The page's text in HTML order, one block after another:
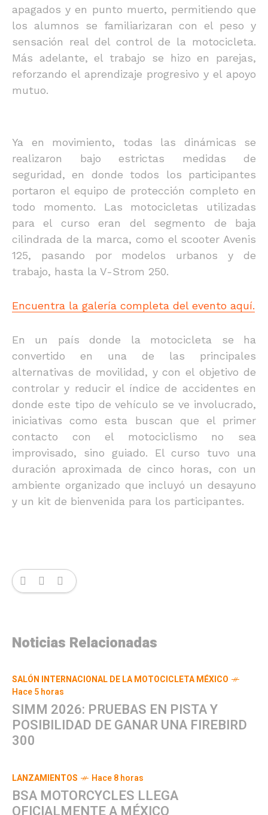
apagados y en punto muerto, permitiendo que
los alumnos se familiarizaran con el peso y
sensación real del control de la motocicleta.
Más adelante, el trabajo se hizo en parejas,
reforzando el aprendizaje progresivo y el apoyo
mutuo.
Ya en movimiento, todas las dinámicas se
realizaron bajo estrictas medidas de
seguridad, en donde todos los participantes
portaron el equipo de protección completo en
todo momento. Las motocicletas utilizadas
para el curso eran del segmento de baja
cilindrada de la marca, como el scooter Avenis
125, pasando por modelos urbanos y de
trabajo, hasta la V-Strom 250.
Encuentra la galería completa del evento aquí.
En un país donde la motocicleta se ha
convertido en una de las principales
alternativas de movilidad, y con el objetivo de
controlar y reducir el índice de accidentes en
donde este tipo de vehículo se ve involucrado,
iniciativas como esta buscan que el primer
contacto con el motociclismo no sea
improvisado, sino guiado. El curso tuvo una
duración aproximada de cinco horas, con un
ambiente organizado que incluyó un desayuno
y un kit de bienvenida para los participantes.
Noticias Relacionadas
SALÓN INTERNACIONAL DE LA MOTOCICLETA MÉXICO
Hace 5 horas
SIMM 2026: PRUEBAS EN PISTA Y
POSIBILIDAD DE GANAR UNA FIREBIRD
300
LANZAMIENTOS Hace 8 horas
BSA MOTORCYCLES LLEGA